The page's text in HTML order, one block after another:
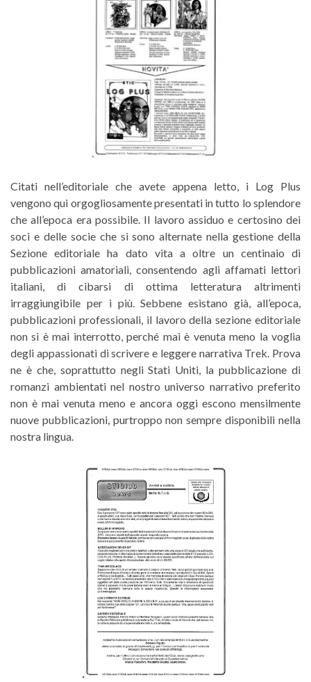
Citati nell’editoriale che avete appena letto, i Log Plus
vengono qui orgogliosamente presentati in tutto lo splendore
che all’epoca era possibile. Il lavoro assiduo e certosino dei
soci e delle socie che si sono alternate nella gestione della
Sezione editoriale ha dato vita a oltre un centinaio di
pubblicazioni amatoriali, consentendo agli affamati lettori
italiani, di cibarsi di ottima letteratura altrimenti
irraggiungibile per i più. Sebbene esistano già, all’epoca,
pubblicazioni professionali, il lavoro della sezione editoriale
non si è mai interrotto, perché mai è venuta meno la voglia
degli appassionati di scrivere e leggere narrativa Trek. Prova
ne è che, soprattutto negli Stati Uniti, la pubblicazione di
romanzi ambientati nel nostro universo narrativo preferito
non è mai venuta meno e ancora oggi escono mensilmente
nuove pubblicazioni, purtroppo non sempre disponibili nella
nostra lingua.